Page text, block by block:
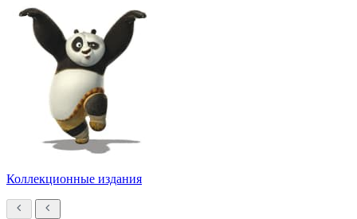
Коллекционные издания